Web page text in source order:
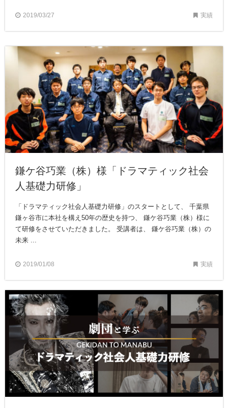
2019/03/27 実績
鎌ケ谷巧業（株）様「ドラマティック社会
人基礎力研修」
「ドラマティック社会人基礎力研修」のスタートとして、 千葉県
鎌ヶ谷市に本社を構え50年の歴史を持つ、 鎌ケ谷巧業（株）様に
て研修をさせていただきました。 受講者は、 鎌ケ谷巧業（株）の
未来 ...
2019/01/08 実績